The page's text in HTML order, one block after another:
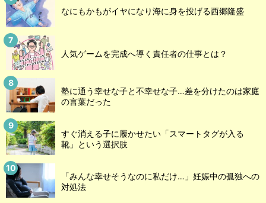
なにもかもがイヤになり海に身を投げる西郷隆盛
人気ゲームを完成へ導く責任者の仕事とは？
塾に通う幸せな子と不幸せな子…差を分けたのは家庭
の言葉だった
すぐ消える子に履かせたい「スマートタグが入る
靴」という選択肢
「みんな幸せそうなのに私だけ…」妊娠中の孤独への
対処法